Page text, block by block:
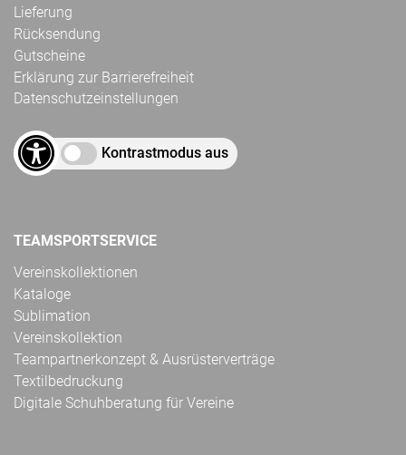
Lieferung
Rücksendung
Gutscheine
Erklärung zur Barrierefreiheit
Datenschutzeinstellungen
Kontrastmodus aus
TEAMSPORTSERVICE
Vereinskollektionen
Kataloge
Sublimation
Vereinskollektion
Teampartnerkonzept & Ausrüsterverträge
Textilbedruckung
Digitale Schuhberatung für Vereine